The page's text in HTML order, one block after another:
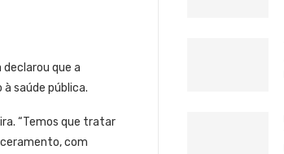
declarou que a
saúde pública.
“Temos que tratar
com